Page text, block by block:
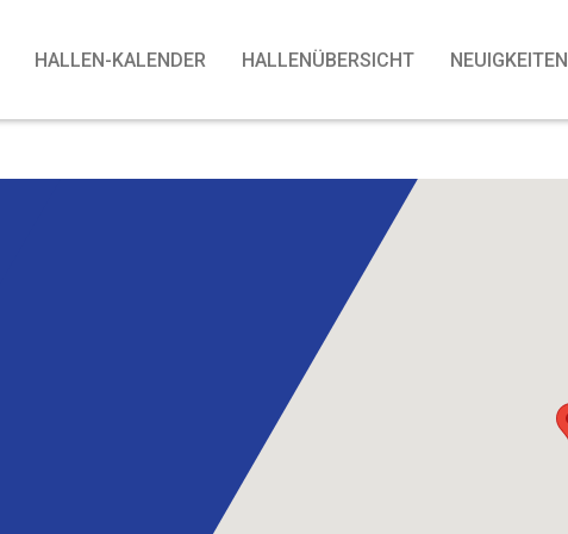
HALLEN-KALENDER HALLENÜBERSICHT NEUIGKEITEN